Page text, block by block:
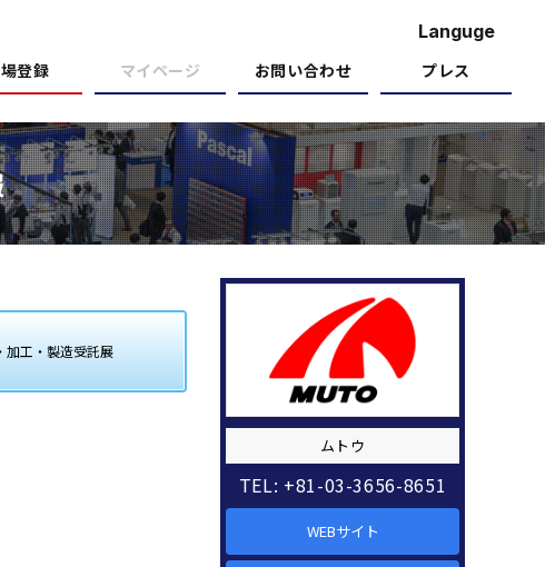
Languge
登録 マイページ お問い合わせ プレス
加工・製造受託展
ムトウ
TEL: +81-03-3656-8651
WEBサイト